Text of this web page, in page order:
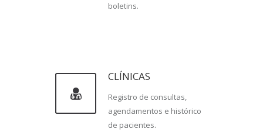
boletins.
CLÍNICAS
Registro de consultas,
agendamentos e histórico
de pacientes.